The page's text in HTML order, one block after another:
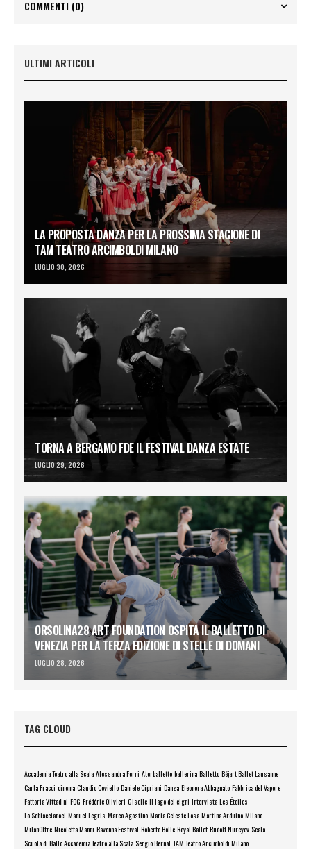
COMMENTI (0)
ULTIMI ARTICOLI
LA PROPOSTA DANZA PER LA PROSSIMA STAGIONE DI
TAM TEATRO ARCIMBOLDI MILANO
LUGLIO 30, 2026
TORNA A BERGAMO FDE IL FESTIVAL DANZA ESTATE
LUGLIO 29, 2026
ORSOLINA28 ART FOUNDATION OSPITA IL BALLETTO DI
VENEZIA PER LA TERZA EDIZIONE DI STELLE DI DOMANI
LUGLIO 28, 2026
TAG CLOUD
Accademia Teatro alla Scala Alessandra Ferri Aterballetto ballerina Balletto Béjart Ballet Lausanne
Carla Fracci cinema Claudio Coviello Daniele Cipriani Danza Eleonora Abbagnato Fabbrica del Vapore
Fattoria Vittadini FOG Frédéric Olivieri Giselle Il lago dei cigni Intervista Les Étoiles
Lo Schiaccianoci Manuel Legris Marco Agostino Maria Celeste Losa Martina Arduino Milano
MilanOltre Nicoletta Manni Ravenna Festival Roberto Bolle Royal Ballet Rudolf Nureyev Scala
Scuola di Ballo Accademia Teatro alla Scala Sergio Bernal TAM Teatro Arcimboldi Milano